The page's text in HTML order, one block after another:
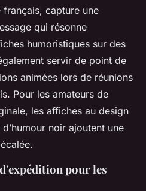
capture une
qui résonne
humoristiques sur des
servir de point de
animées lors de réunions
Pour les amateurs de
les affiches au design
noir ajoutent une
pour les